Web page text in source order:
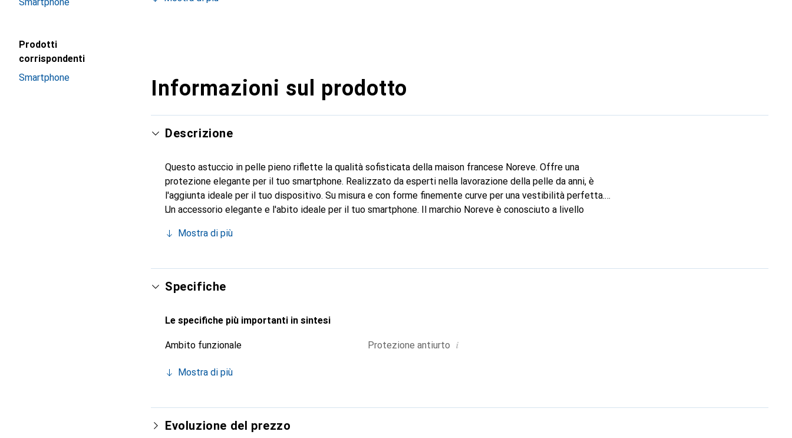
Prodotti
corrispondenti
Smartphone
Patina fauve
CHF
139.–
Rouge -
Couture
Rouge
Patine
Informazioni sul prodotto
Descrizione
Questo astuccio in pelle pieno riflette la qualità sofisticata della maison francese Noreve. Offre una
protezione elegante per il tuo smartphone. Realizzato da esperti nella lavorazione della pelle da anni, è
l'aggiunta ideale per il tuo dispositivo. Su misura e con forme finemente curve per una vestibilità perfetta.
Un accessorio elegante e l'abito ideale per il tuo smartphone. Il marchio Noreve è conosciuto a livello
Mostra di più
Specifiche
Le specifiche più importanti in sintesi
Ambito funzionale Protezione antiurto i
Mostra di più
Evoluzione del prezzo